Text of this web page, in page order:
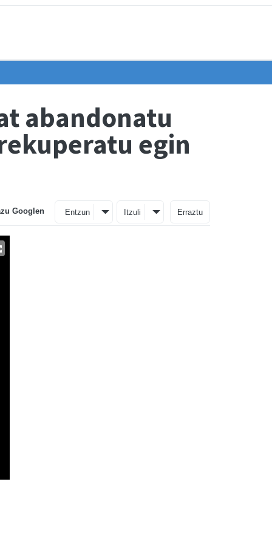
abandonatu
egin
Googlen Entzun Itzuli Erraztu